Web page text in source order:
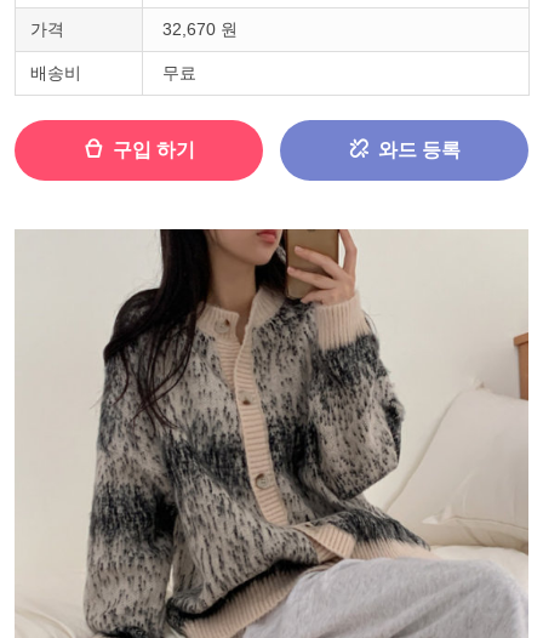
가격 32,670 원
배송비 무료
구입 하기 와드 등록